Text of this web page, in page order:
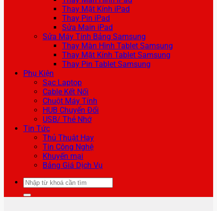
Thay Mặt Kính iPad
Thay Pin iPad
Sửa Main iPad
Sửa Máy Tính Bảng Samsung
Thay Màn Hình Tablet Samsung
Thay Mặt Kính Tablet Samsung
Thay Pin Tablet Samsung
Phụ Kiện
Sạc Laptop
Cable Kết Nối
Chuột Máy Tính
HUB Chuyển Đổi
USB/ Thẻ Nhớ
Tin Tức
Thủ Thuật Hay
Tin Công Nghệ
Khuyến mại
Bảng Giá Dịch Vụ
Tìm
kiếm: